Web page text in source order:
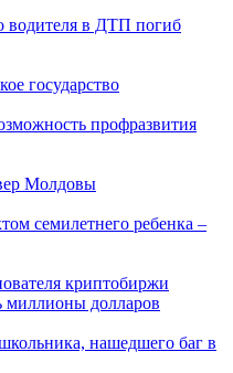
водителя в ДТП погиб
государство
профразвития
Молдовы
семилетнего ребенка –
криптобиржи
миллионы долларов
нашедшего баг в